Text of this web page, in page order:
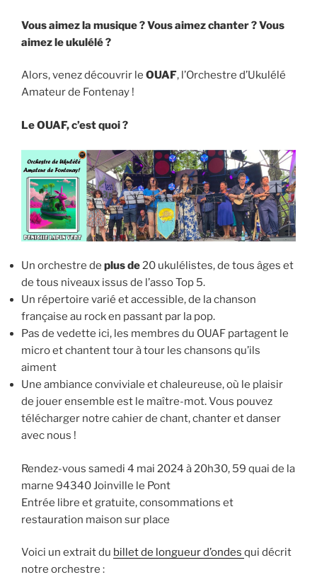
Vous aimez la musique ? Vous aimez chanter ? Vous
aimez le ukulélé ?
Alors, venez découvrir le OUAF, l’Orchestre d’Ukulélé
Amateur de Fontenay !
Le OUAF, c’est quoi ?
Un orchestre de plus de20 ukulélistes, de tous âges et
de tous niveaux issus de l’asso Top 5.
Un répertoire varié et accessible, de la chanson
française au rock en passant par la pop.
Pas de vedette ici, les membres du OUAF partagent le
micro et chantent tour à tour les chansons qu’ils
aiment
Une ambiance conviviale et chaleureuse, où le plaisir
de jouer ensemble est le maître-mot. Vous pouvez
télécharger notre cahier de chant, chanter et danser
avec nous !
Rendez-vous samedi 4 mai 2024 à 20h30, 59 quai de la
marne 94340 Joinville le Pont
Entrée libre et gratuite, consommations et
restauration maison sur place
Voici un extrait du billet de longueur d’ondes qui décrit
notre orchestre :